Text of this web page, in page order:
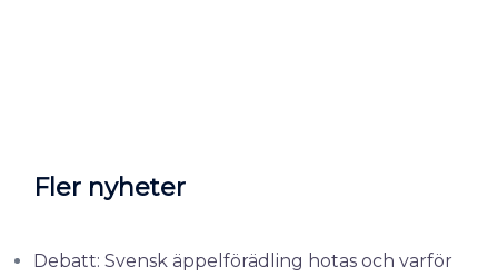
Fler nyheter
Debatt: Svensk äppelförädling hotas och varför